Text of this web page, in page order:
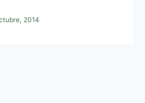
2014